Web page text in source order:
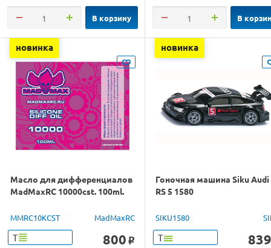
В корзину В
новинка
Масло для дифференциалов
MadMaxRC 10000cst. 100ml.
MMRC10KCST MadMaxRC
Т 800 o
новинка
Гоночная машина Siku Audi
RS 5 1580
SIKU1580
Т 839